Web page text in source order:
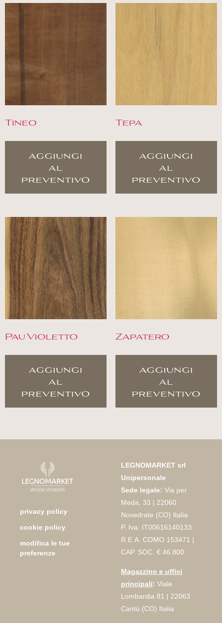
Tineo
aggiungi
al
preventivo
Tepa
aggiungi
al
preventivo
Pau Violetto
aggiungi
al
preventivo
Zapatero
aggiungi
al
preventivo
privacy policy
cookie policy
modifica le tue
preferenze
LEGNOMARKET srl
Unipersonale
Sede legale: Via per
Meda, 33 | 22060
Novedrate (CO) Italia
P. Iva: IT00616140133
R.E.A. COMO 153471 |
CAP. SOC. € 46.800
Magazzino e uffici
principali: Viale
Lombardia 81 | 22063
Cantù (CO) Italia